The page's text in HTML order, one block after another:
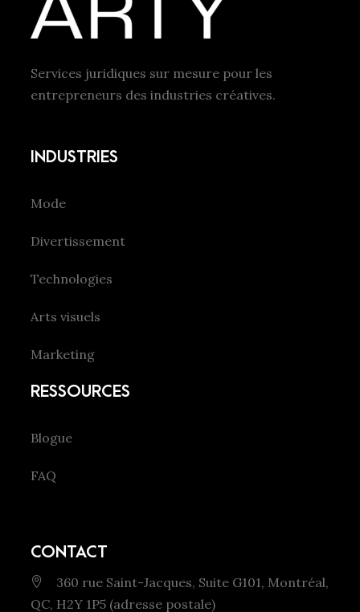
Services juridiques sur mesure pour les
entrepreneurs des industries créatives.
INDUSTRIES
Mode
Divertissement
Technologies
Arts visuels
Marketing
RESSOURCES
Blogue
FAQ
CONTACT
360 rue Saint-Jacques, Suite G101, Montréal,
QC, H2Y 1P5 (adresse postale)